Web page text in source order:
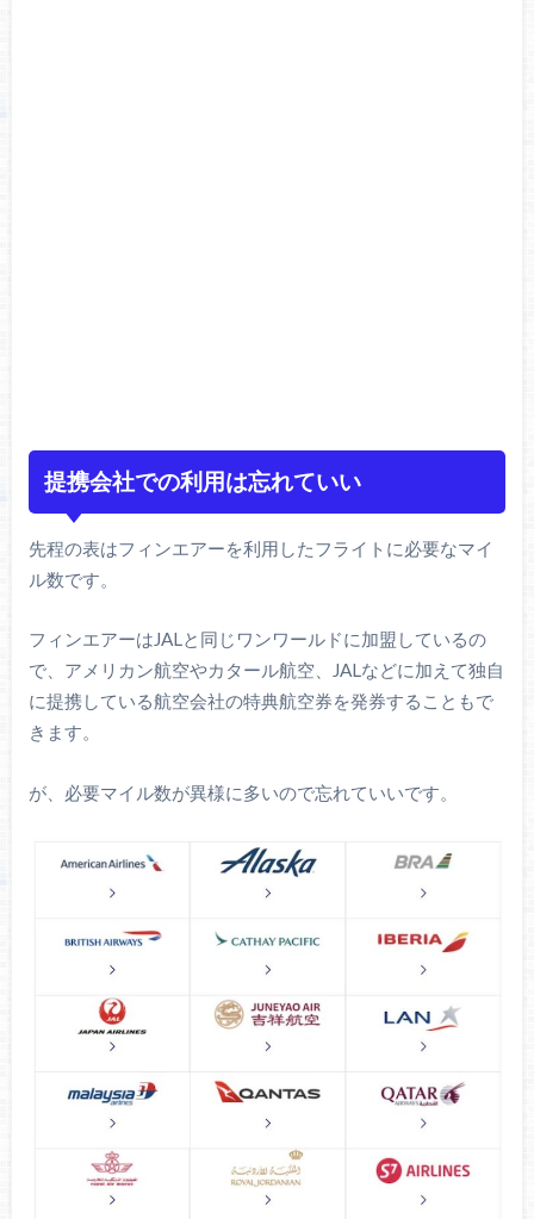
提携会社での利用は忘れていい
先程の表はフィンエアーを利用したフライトに必要なマイ
ル数です。
フィンエアーはJALと同じワンワールドに加盟しているの
で、アメリカン航空やカタール航空、JALなどに加えて独自
に提携している航空会社の特典航空券を発券することもで
きます。
が、必要マイル数が異様に多いので忘れていいです。